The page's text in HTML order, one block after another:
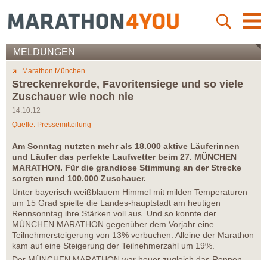
MELDUNGEN
Marathon München
Streckenrekorde, Favoritensiege und so viele
Zuschauer wie noch nie
14.10.12
Quelle: Pressemitteilung
Am Sonntag nutzten mehr als 18.000 aktive Läuferinnen
und Läufer das perfekte Laufwetter beim 27. MÜNCHEN
MARATHON. Für die grandiose Stimmung an der Strecke
sorgten rund 100.000 Zuschauer.
Unter bayerisch weißblauem Himmel mit milden Temperaturen
um 15 Grad spielte die Landes-hauptstadt am heutigen
Rennsonntag ihre Stärken voll aus. Und so konnte der
MÜNCHEN MARATHON gegenüber dem Vorjahr eine
Teilnehmersteigerung von 13% verbuchen. Alleine der Marathon
kam auf eine Steigerung der Teilnehmerzahl um 19%.